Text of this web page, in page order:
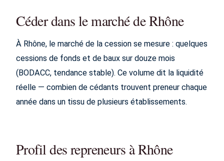
Céder dans le marché de Rhône
À Rhône, le marché de la cession se mesure : quelques
cessions de fonds et de baux sur douze mois
(BODACC, tendance stable). Ce volume dit la liquidité
réelle — combien de cédants trouvent preneur chaque
année dans un tissu de plusieurs établissements.
Profil des repreneurs à Rhône